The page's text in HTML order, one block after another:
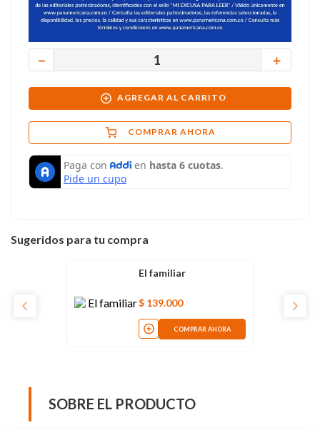
＋
－
AGREGAR AL CARRITO
COMPRAR AHORA
Sugeridos para tu compra
El familiar
$ 139.000
COMPRAR AHORA
SOBRE EL PRODUCTO